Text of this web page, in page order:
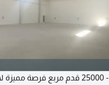
مستودع للإيجار - 25000 قدم مربع